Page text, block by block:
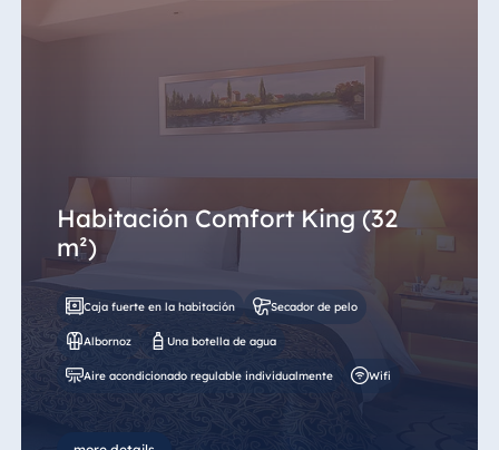
Habitación Comfort King (32
m²)
Caja fuerte en la habitación Secador de pelo
Albornoz Una botella de agua
Aire acondicionado regulable individualmente Wifi